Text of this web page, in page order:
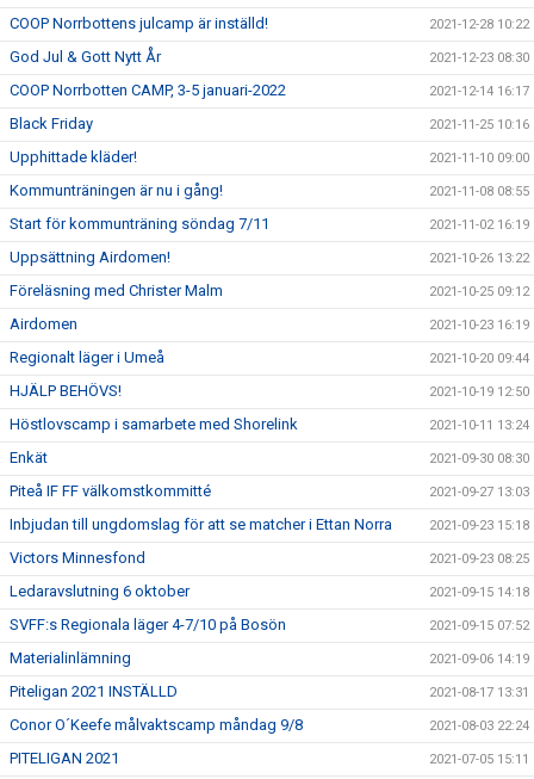
COOP Norrbottens julcamp är inställd! 2021-12-28 10:22
God Jul & Gott Nytt År 2021-12-23 08:30
COOP Norrbotten CAMP, 3-5 januari-2022 2021-12-14 16:17
Black Friday 2021-11-25 10:16
Upphittade kläder! 2021-11-10 09:00
Kommunträningen är nu i gång! 2021-11-08 08:55
Start för kommunträning söndag 7/11 2021-11-02 16:19
Uppsättning Airdomen! 2021-10-26 13:22
Föreläsning med Christer Malm 2021-10-25 09:12
Airdomen 2021-10-23 16:19
Regionalt läger i Umeå 2021-10-20 09:44
HJÄLP BEHÖVS! 2021-10-19 12:50
Höstlovscamp i samarbete med Shorelink 2021-10-11 13:24
Enkät 2021-09-30 08:30
Piteå IF FF välkomstkommitté 2021-09-27 13:03
Inbjudan till ungdomslag för att se matcher i Ettan Norra 2021-09-23 15:18
Victors Minnesfond 2021-09-23 08:25
Ledaravslutning 6 oktober 2021-09-15 14:18
SVFF:s Regionala läger 4-7/10 på Bosön 2021-09-15 07:52
Materialinlämning 2021-09-06 14:19
Piteligan 2021 INSTÄLLD 2021-08-17 13:31
Conor O´Keefe målvaktscamp måndag 9/8 2021-08-03 22:24
PITELIGAN 2021 2021-07-05 15:11